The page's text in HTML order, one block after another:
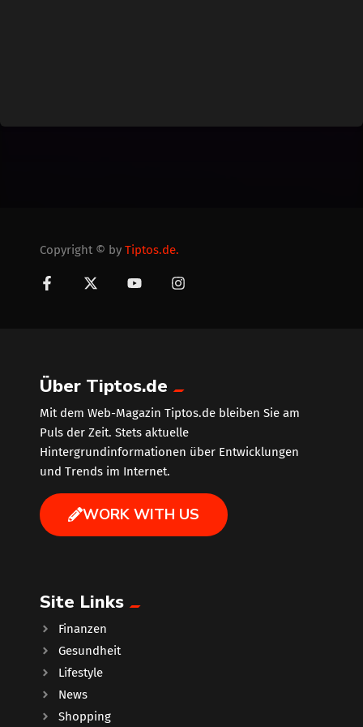
Copyright © by Tiptos.de.
Über Tiptos.de
Mit dem Web-Magazin Tiptos.de bleiben Sie am
Puls der Zeit. Stets aktuelle
Hintergrundinformationen über Entwicklungen
und Trends im Internet.
WORK WITH US
Site Links
Finanzen
Gesundheit
Lifestyle
News
Shopping